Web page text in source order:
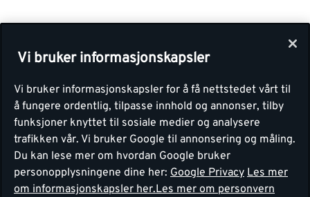
Vi bruker informasjonskapsler
Vi bruker informasjonskapsler for å få nettstedet vårt til
å fungere ordentlig, tilpasse innhold og annonser, tilby
funksjoner knyttet til sosiale medier og analysere
trafikken vår. Vi bruker Google til annonsering og måling.
Du kan lese mer om hvordan Google bruker
personopplysningene dine her: Google Privacy Les mer
om informasjonskapsler her.Les mer om personvern